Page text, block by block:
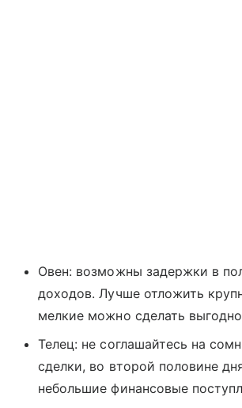
Овен: возможны задержки в
доходов. Лучше отложить
мелкие можно сделать
Телец: не соглашайтесь на
сделки, во второй половине
небольшие финансовые